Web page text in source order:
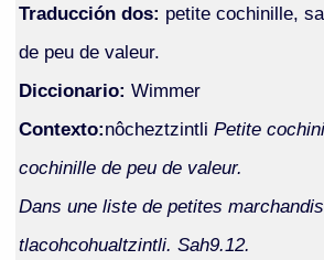
Traducción dos: petite cochinille,
de peu de valeur.
Diccionario: Wimmer
Contexto:nôcheztzintli Petite
cochinille de peu de valeur.
Dans une liste de petites
tlacohcohualtzintli. Sah9.12.